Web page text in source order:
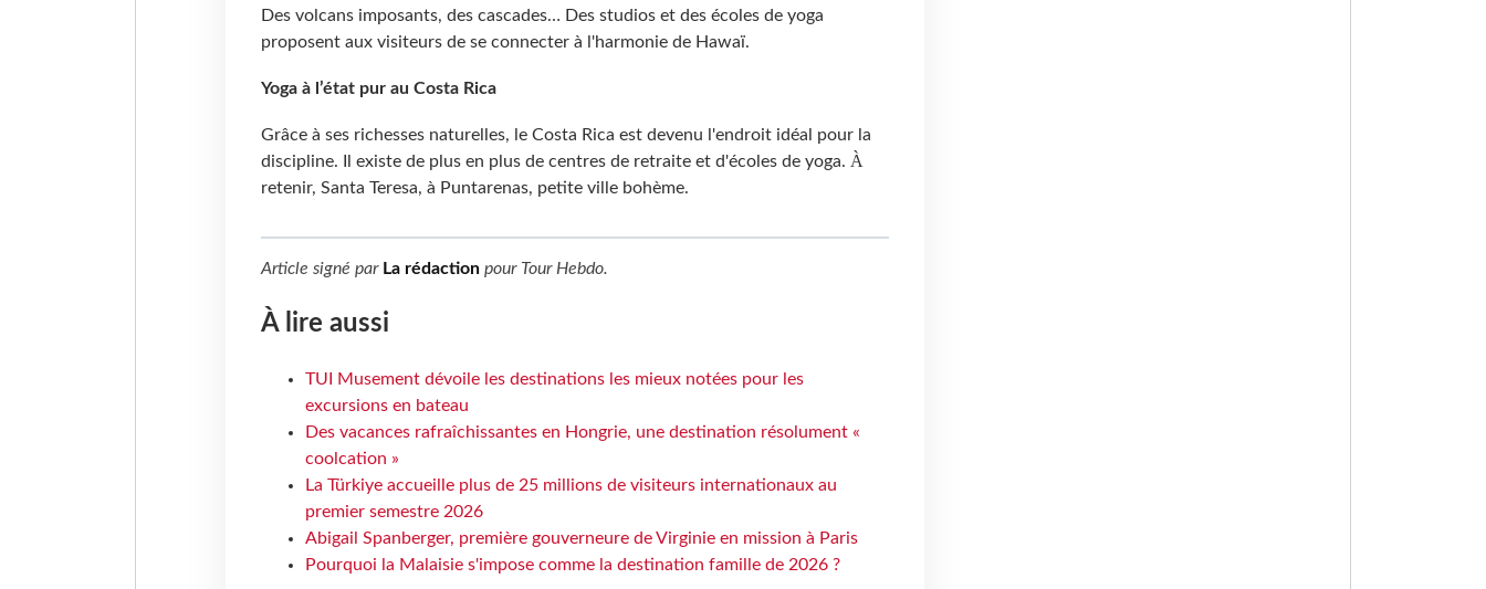
Des volcans imposants, des cascades… Des studios et des écoles de yoga
proposent aux visiteurs de se connecter à l'harmonie de Hawaï.
Yoga à l’état pur au Costa Rica
Grâce à ses richesses naturelles, le Costa Rica est devenu l'endroit idéal pour la
discipline. Il existe de plus en plus de centres de retraite et d'écoles de yoga. À
retenir, Santa Teresa, à Puntarenas, petite ville bohème.
Article signé par La rédactionpour Tour Hebdo.
À lire aussi
TUI Musement dévoile les destinations les mieux notées pour les
excursions en bateau
Des vacances rafraîchissantes en Hongrie, une destination résolument «
coolcation »
La Türkiye accueille plus de 25 millions de visiteurs internationaux au
premier semestre 2026
Abigail Spanberger, première gouverneure de Virginie en mission à Paris
Pourquoi la Malaisie s'impose comme la destination famille de 2026 ?